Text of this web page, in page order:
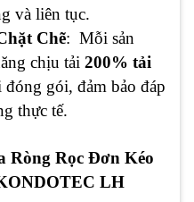
và liên tục.
Chẽ: Mỗi sản
chịu tải 200% tải
gói, đảm bảo đáp
thực tế.
Ròng Rọc Đơn Kéo
LH